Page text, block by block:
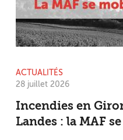
ACTUALITÉS
28 juillet 2026
Incendies en
Landes : la MAF